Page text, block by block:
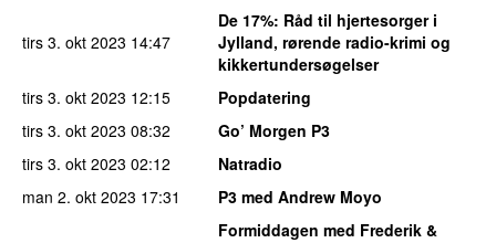
tirs 3. okt 2023 14:47
De 17%: Råd til hjertesorger i
Jylland, rørende radio-krimi og
kikkertundersøgelser
tirs 3. okt 2023 12:15
Popdatering
tirs 3. okt 2023 08:32
Go’ Morgen P3
tirs 3. okt 2023 02:12
Natradio
man 2. okt 2023 17:31 P3 med Andrew Moyo
Formiddagen med Frederik &